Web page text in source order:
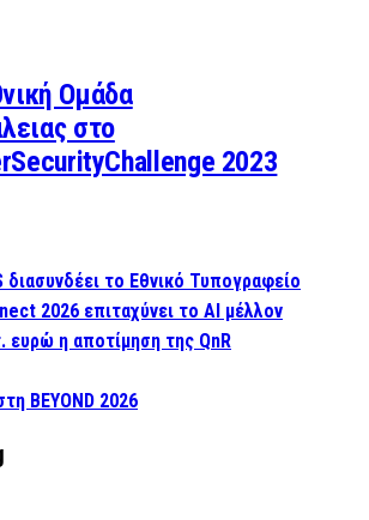
Ομάδα
στο
2023
διασυνδέει το Εθνικό Τυπογραφείο
2026 επιταχύνει το AI μέλλον
ευρώ η αποτίμηση της QnR
BEYOND 2026